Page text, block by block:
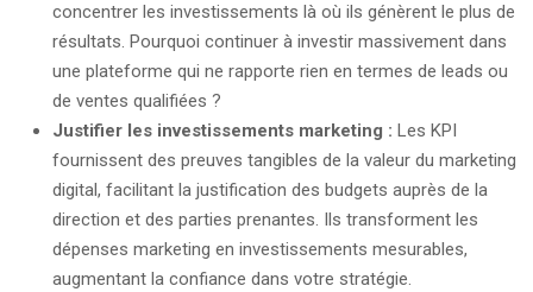
concentrer les investissements là où ils génèrent le plus de
résultats. Pourquoi continuer à investir massivement dans
une plateforme qui ne rapporte rien en termes de leads ou
de ventes qualifiées ?
Justifier les investissements marketing : Les KPI
fournissent des preuves tangibles de la valeur du marketing
digital, facilitant la justification des budgets auprès de la
direction et des parties prenantes. Ils transforment les
dépenses marketing en investissements mesurables,
augmentant la confiance dans votre stratégie.